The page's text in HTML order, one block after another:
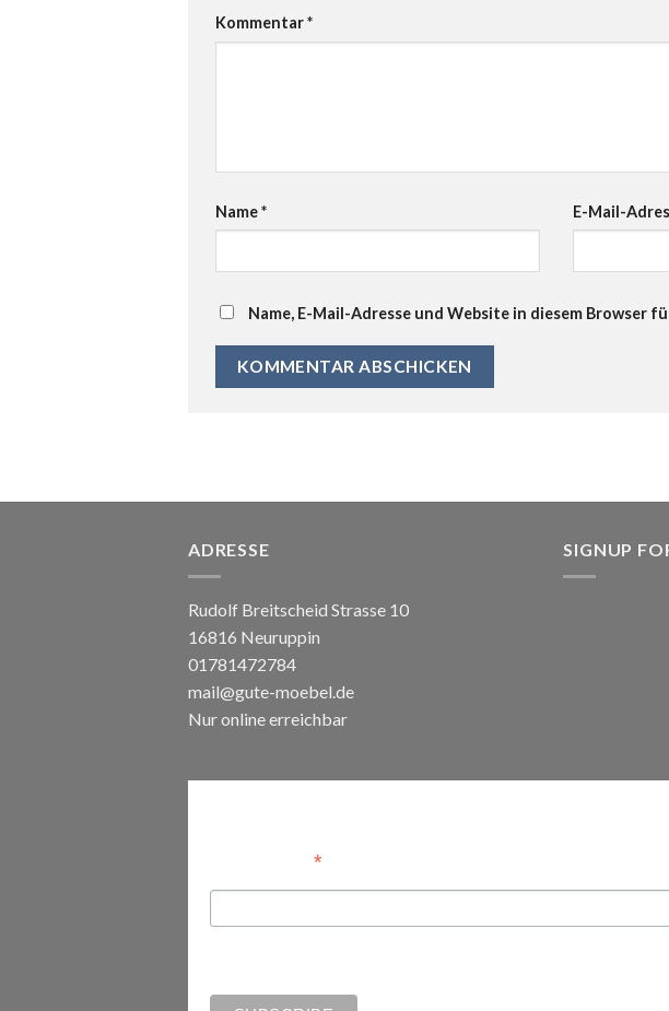
Kommentar*
Name* E-Mail-
Name, E-Mail-Adresse und Website in diesem Browser
ADRESSE
Rudolf Breitscheid Strasse 10
16816 Neuruppin
01781472784
mail@gute-moebel.de
Nur online erreichbar
SIGNUP
*